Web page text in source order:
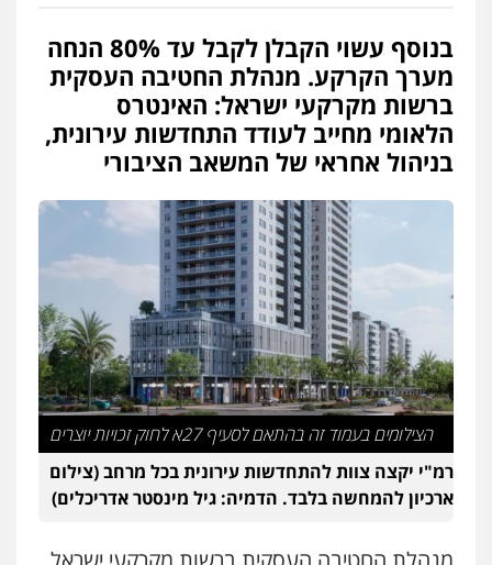
בנוסף עשוי הקבלן לקבל עד 80% הנחה
מערך הקרקע. מנהלת החטיבה העסקית
ברשות מקרקעי ישראל: האינטרס
הלאומי מחייב לעודד התחדשות עירונית,
בניהול אחראי של המשאב הציבורי
הצילומים בעמוד זה בהתאם לסעיף 27א לחוק זכויות יוצרים
רמ"י יקצה צוות להתחדשות עירונית בכל מרחב (צילום
ארכיון להמחשה בלבד. הדמיה: גיל מינסטר אדריכלים)